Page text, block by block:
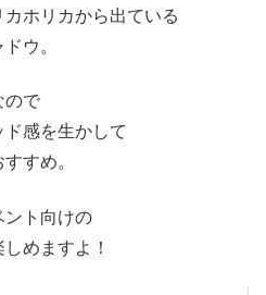
ホリカから出ている
ウ。
ので
感を生かして
すめ。
ント向けの
めますよ！